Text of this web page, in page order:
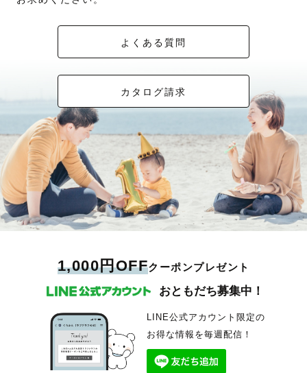
よくある質問
カタログ請求
1,000円OFFクーポンプレゼント
おともだち募集中！
LINE公式アカウント限定の
お得な情報を毎週配信！